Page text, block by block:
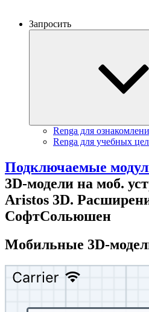
Запросить
Renga для
Renga для учебных
Подключаемые
3D-модели на моб.
Aristos 3D.
СофтСольюшен
Мобильные 3D-